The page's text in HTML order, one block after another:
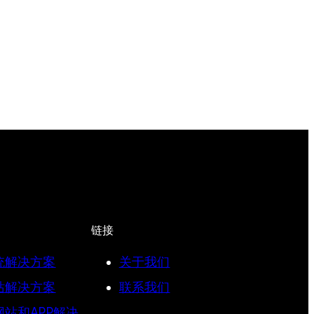
解决方案
解决方案
链接
关于我们
联系我们